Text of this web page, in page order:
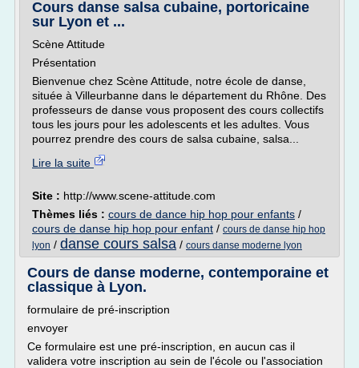
Cours danse salsa cubaine, portoricaine
sur Lyon et ...
Scène Attitude
Présentation
Bienvenue chez Scène Attitude, notre école de danse,
située à Villeurbanne dans le département du Rhône. Des
professeurs de danse vous proposent des cours collectifs
tous les jours pour les adolescents et les adultes. Vous
pourrez prendre des cours de salsa cubaine, salsa...
Lire la suite
Site : http://www.scene-attitude.com
Thèmes liés : cours de dance hip hop pour enfants /
cours de danse hip hop pour enfant / cours de danse hip hop
lyon / danse cours salsa / cours danse moderne lyon
Cours de danse moderne, contemporaine et
classique à Lyon.
formulaire de pré-inscription
envoyer
Ce formulaire est une pré-inscription, en aucun cas il
validera votre inscription au sein de l'école ou l'association